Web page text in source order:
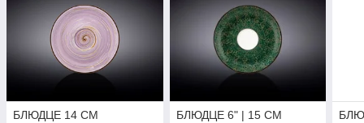
БЛЮДЦЕ 14 СМ БЛЮДЦЕ 6" | 15 CM